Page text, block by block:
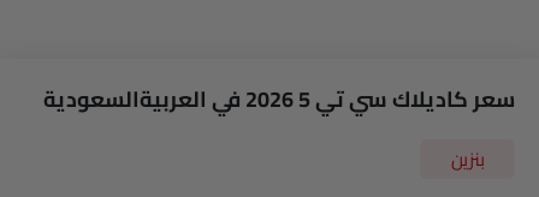
سعر كاديلاك سي تي 5 2026 في العربيةالسعودية
بنزين